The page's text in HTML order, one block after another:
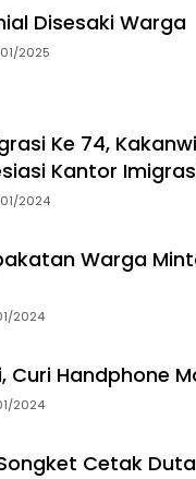
Disesaki Warga
2025
Ke 74,
Kantor
2024
Warga
2024
Curi Handphone
2024
Cetak